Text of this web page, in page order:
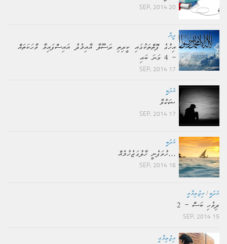
20 SEP, 2014
ދީން
އިހުގެ ފޮތްތަކުގައި ކީރިތި ރަސޫލާ އާއިމެދު އައިސްފައިވާ ވާހަކަތައް
– 4 ވަނަ ބައި
17 SEP, 2014
އަދަބީ
ޝަކުވާ
17 SEP, 2014
އަދަބީ
…ހުވަފެނީ ހާލުގަޖެހުމެއް
16 SEP, 2014
އަދަބީ / އިޖުތިމާޢީ
ދިވެހި ބަސް – 2
15 SEP, 2014
އިޖުތިމާޢީ